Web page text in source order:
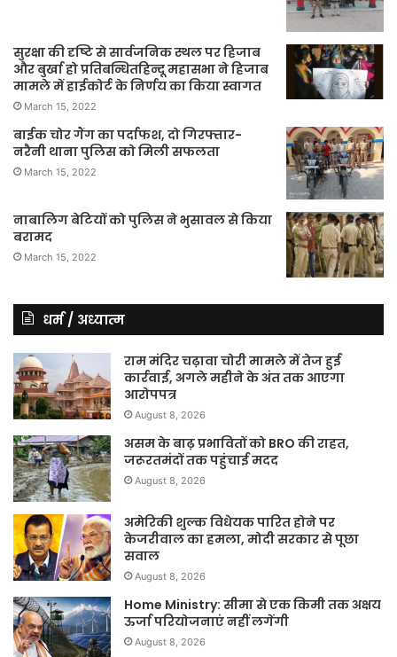
सुरक्षा की दृष्टि से सार्वजनिक स्थल पर हिजाब
और बुर्खा हो प्रतिबन्धितहिन्दू महासभा ने हिजाब
मामले में हाईकोर्ट के निर्णय का किया स्वागत
March 15, 2022
बाईक चोर गैंग का पर्दाफश, दो गिरफ्तार-
नरैनी थाना पुलिस को मिली सफलता
March 15, 2022
नाबालिग बेटियों को पुलिस ने भुसावल से किया
बरामद
March 15, 2022
धर्म / अध्यात्म
राम मंदिर चढ़ावा चोरी मामले में तेज हुई
कार्रवाई, अगले महीने के अंत तक आएगा
आरोपपत्र
August 8, 2026
असम के बाढ़ प्रभावितों को BRO की राहत,
जरूरतमंदों तक पहुंचाई मदद
August 8, 2026
अमेरिकी शुल्क विधेयक पारित होने पर
केजरीवाल का हमला, मोदी सरकार से पूछा
सवाल
August 8, 2026
Home Ministry: सीमा से एक किमी तक अक्षय
ऊर्जा परियोजनाएं नहीं लगेंगी
August 8, 2026